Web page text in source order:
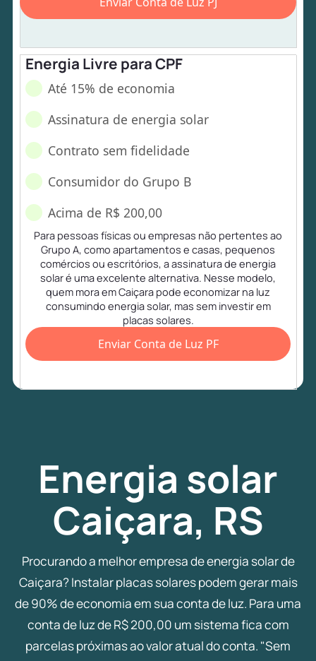
Energia Livre para CPF
Até 15% de economia
Assinatura de energia solar
Contrato sem fidelidade
Consumidor do Grupo B
Acima de R$ 200,00
Para pessoas físicas ou empresas não pertentes ao
Grupo A, como apartamentos e casas, pequenos
comércios ou escritórios, a assinatura de energia
solar é uma excelente alternativa. Nesse modelo,
quem mora em Caiçara pode economizar na luz
consumindo energia solar, mas sem investir em
placas solares.
Enviar Conta de Luz PF
Energia solar
Caiçara, RS
Procurando a melhor empresa de energia solar de
Caiçara? Instalar placas solares podem gerar mais
de 90% de economia em sua conta de luz. Para uma
conta de luz de R$ 200,00 um sistema fica com
parcelas próximas ao valor atual do conta. "Sem